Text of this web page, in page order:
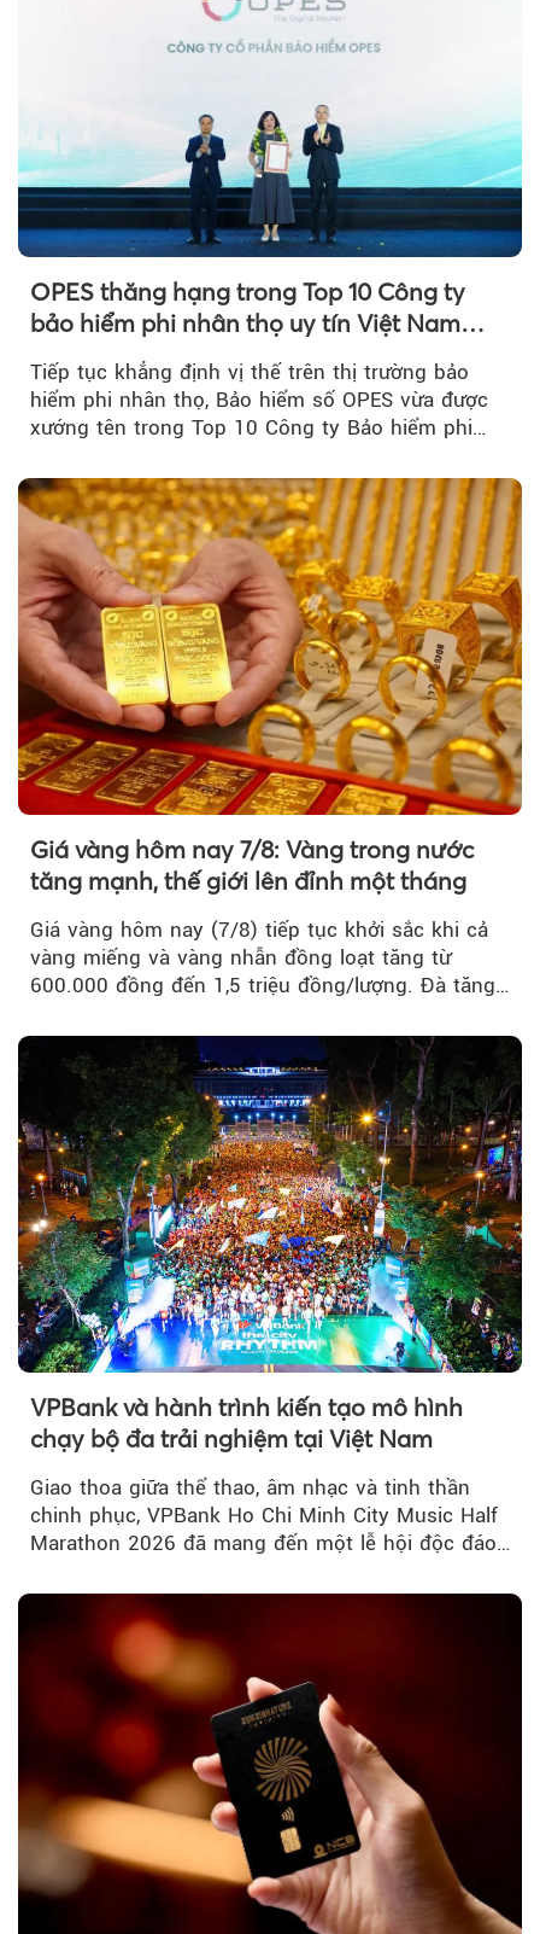
OPES thăng hạng trong Top 10 Công ty
bảo hiểm phi nhân thọ uy tín Việt Nam
2026
Tiếp tục khẳng định vị thế trên thị trường bảo
hiểm phi nhân thọ, Bảo hiểm số OPES vừa được
xướng tên trong Top 10 Công ty Bảo hiểm phi
Giá vàng hôm nay 7/8: Vàng trong nước
tăng mạnh, thế giới lên đỉnh một tháng
Giá vàng hôm nay (7/8) tiếp tục khởi sắc khi cả
vàng miếng và vàng nhẫn đồng loạt tăng từ
600.000 đồng đến 1,5 triệu đồng/lượng. Đà tăng
vàng thế giới bứt phá lên mức cao nhất trong
một tháng.
VPBank và hành trình kiến tạo mô hình
chạy bộ đa trải nghiệm tại Việt Nam
Giao thoa giữa thể thao, âm nhạc và tinh thần
chinh phục, VPBank Ho Chi Minh City Music Half
Marathon 2026 đã mang đến một lễ hội độc đáo